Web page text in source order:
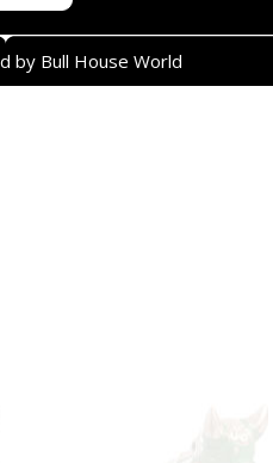
by Bull House World